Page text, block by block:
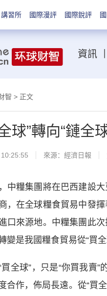
講習所 國際漫評 國際銳評
資訊
智 > 正文
球”轉向“鏈全
來源： 經濟日報
糧集團將在巴西建設大
，在全球糧食貿易中發
口來源地。中糧集團此
變是我國糧食貿易從“買
球”，只是“你買我賣”
合作，佈局長遠。從“買